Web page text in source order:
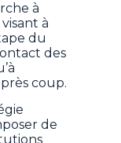
à
à
du
des
coup.
de